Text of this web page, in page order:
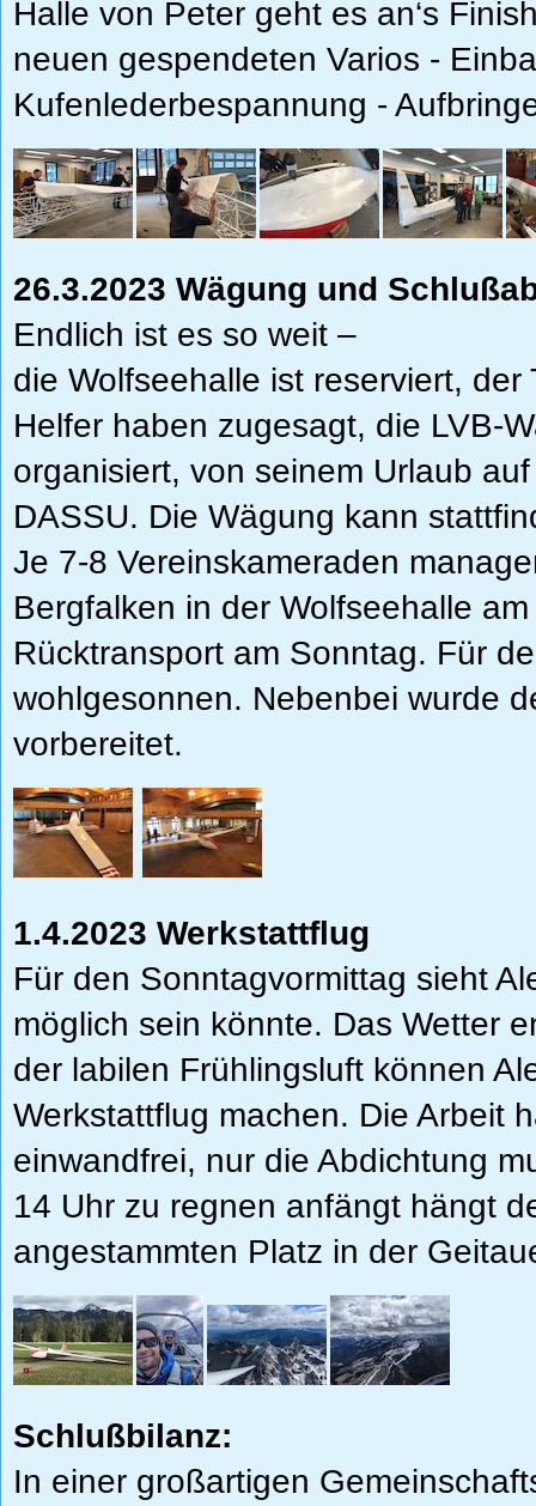
Halle von Peter geht es an‘s
neuen gespendeten Varios -
Kufenlederbespannung -
26.3.2023 Wägung und
Endlich ist es so weit –
die Wolfseehalle ist reserviert,
Helfer haben zugesagt, die LVB-
organisiert, von seinem Urlaub
DASSU. Die Wägung kann
Je 7-8 Vereinskameraden
Bergfalken in der Wolfseehalle
Rücktransport am Sonntag. Für
wohlgesonnen. Nebenbei wurde
vorbereitet.
1.4.2023 Werkstattflug
Für den Sonntagvormittag sieht
möglich sein könnte. Das Wetter
der labilen Frühlingsluft können
Werkstattflug machen. Die Arbeit
einwandfrei, nur die Abdichtung
14 Uhr zu regnen anfängt hängt
angestammten Platz in der
Schlußbilanz:
In einer großartigen